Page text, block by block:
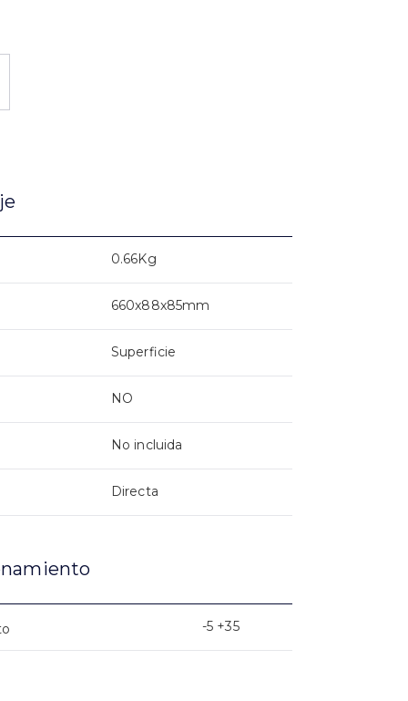
0.66Kg
660x88x85mm
Superficie
NO
No incluida
Directa
-5 +35